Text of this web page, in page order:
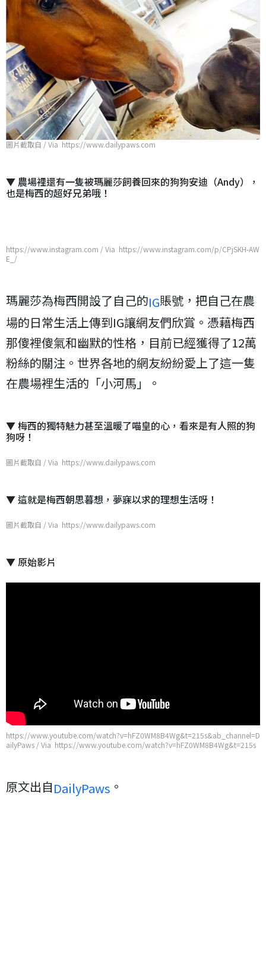
圖片截取自 / Via https://www.dailypaws.com
▼ 農場裡還有一隻被瑪麗莎飼養回來的狗狗安迪（Andy），
也是梅西的超好兄弟哦！
https://www.instagram.com / Via https://www.instagram.com/p/CPjSKH-AW
E_/
瑪麗莎為梅西開設了自己的IG賬號，把自己在農
場的日常生活上傳到IG讓網友們欣賞。憑藉梅西
那傻裡傻氣和幽默的性格，目前已經獲得了12萬
粉絲的關注。世界各地的網友紛紛愛上了這一隻
在農場裡生活的「小河馬」。
▼ 梅西的獨特魅力甚至溫暖了喵皇的心，看來是有人照的狗
狗呀！
圖片截取自 / Via https://www.dailypaws.com
▼ 這就是梅西朝思暮想，夢寐以求的理想生活呀！
圖片截取自 / Via https://www.dailypaws.com
▼ 原始影片
https://www.youtube.com/watch?v=hFZ0WM8B4Wg&t=215s&ab_channel=D
ailyPaws / Via https://www.youtube.com/watch?v=hFZ0WM8B4Wg&t=215s
原文出自DailyPaws 。